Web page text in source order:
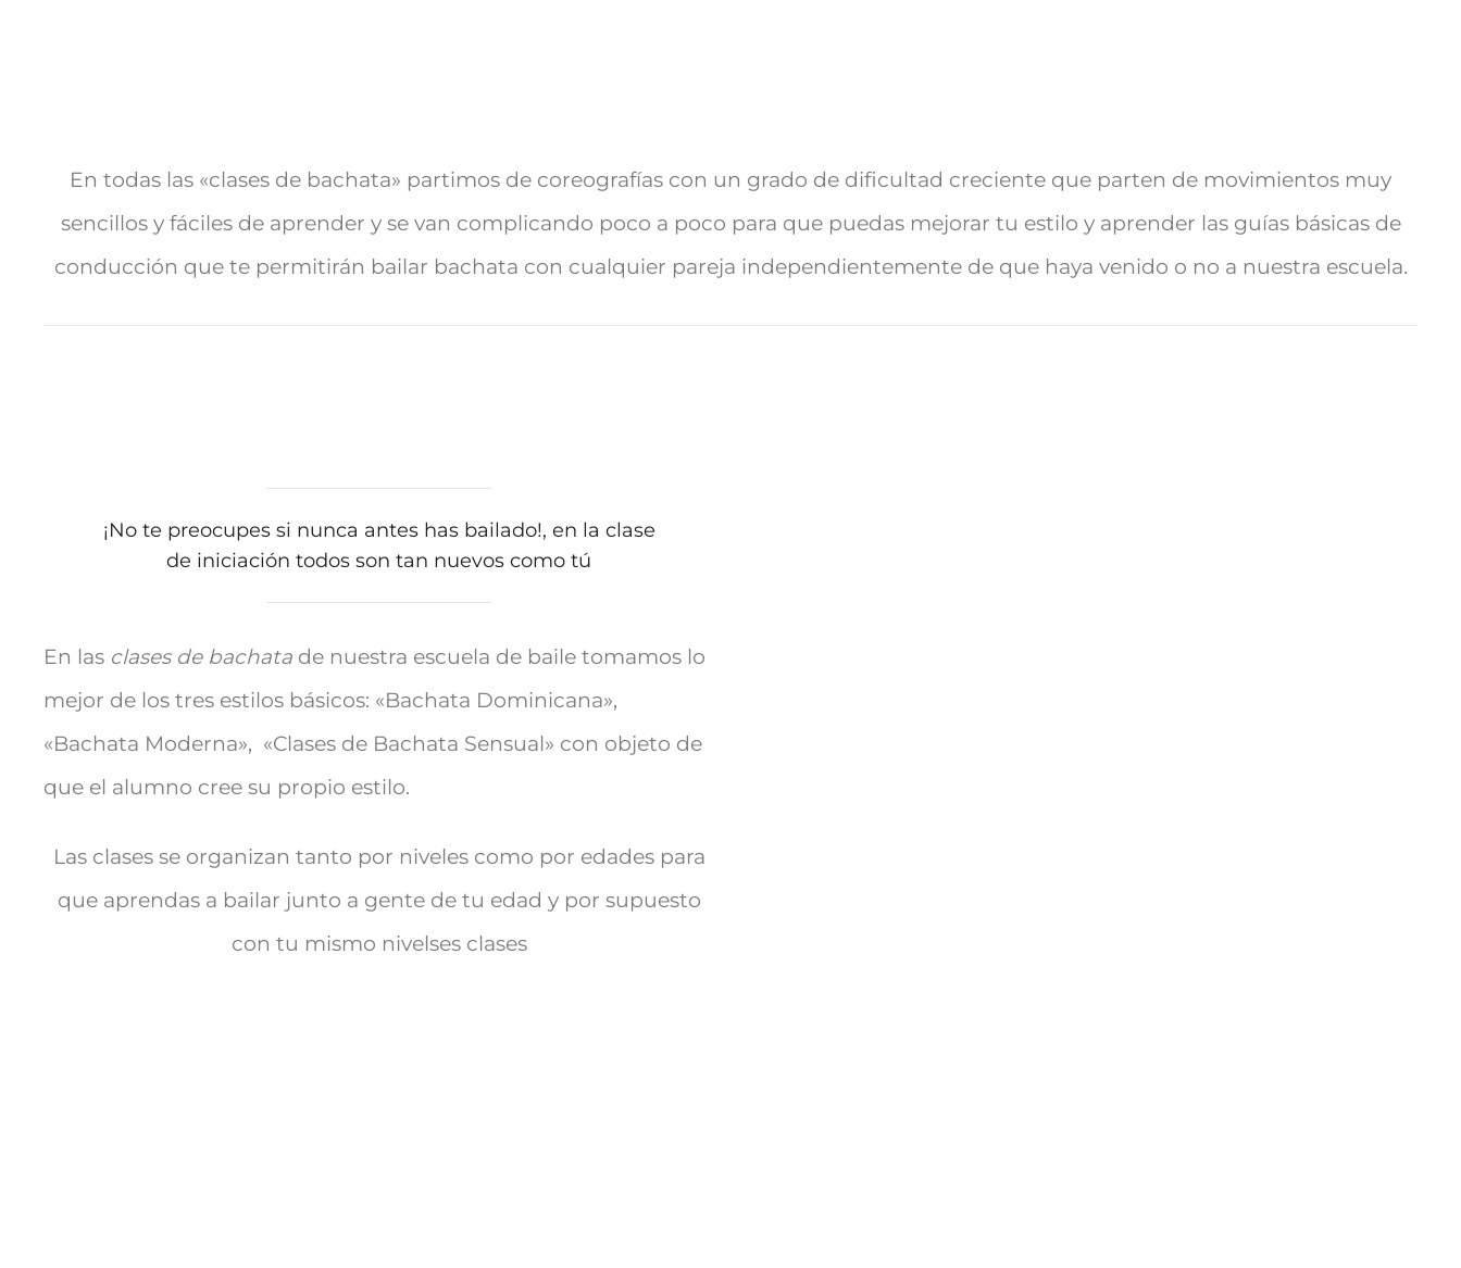
En todas las «clases de bachata» partimos de coreografías con un grado de dificultad creciente que parten de movimientos muy
sencillos y fáciles de aprender y se van complicando poco a poco para que puedas mejorar tu estilo y aprender las guías básicas de
conducción que te permitirán bailar bachata con cualquier pareja independientemente de que haya venido o no a nuestra escuela.
¡No te preocupes si nunca antes has bailado!, en la clase
de iniciación todos son tan nuevos como tú
En las clases de bachata de nuestra escuela de baile tomamos lo
mejor de los tres estilos básicos: «Bachata Dominicana»,
«Bachata Moderna», «Clases de Bachata Sensual» con objeto de
que el alumno cree su propio estilo.
Las clases se organizan tanto por niveles como por edades para
que aprendas a bailar junto a gente de tu edad y por supuesto
con tu mismo nivelses clases